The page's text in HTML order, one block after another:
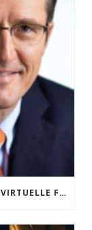
KLICK. HIRE. KRISE? – WARUM DIE REIN VIRTUELLE FÜHRUNGSKRÄFTE-AUSWAHL SCHWEIZER UNTERNEHMEN TEUER ZU STEHEN KOMMEN KANN